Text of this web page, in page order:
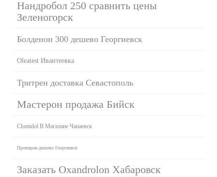
Нандробол 250 сравнить цены
Зеленогорск
Болденон 300 дешево Георгиевск
Oleatest Ивантеевка
Тритрен доставка Севастополь
Мастерон продажа Бийск
Clomidol В Магазине Чапаевск
Провирон дешево Георгиевск
Заказать Oxandrolon Хабаровск